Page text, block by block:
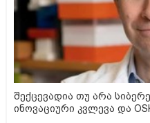
შექცევადია თუ არა
ინოვაციური კვლევა და